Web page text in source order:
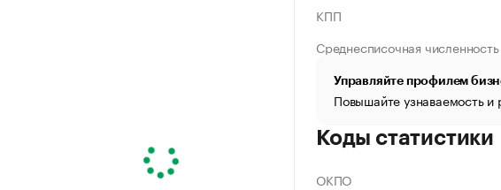
КПП
Среднесписочная численность
Управляйте профилем
Повышайте узнаваемость
Коды статистики
ОКПО